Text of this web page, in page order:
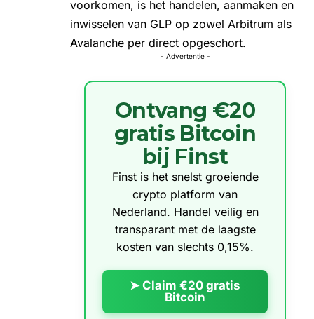
voorkomen, is het handelen, aanmaken en
inwisselen van GLP op zowel Arbitrum als
Avalanche per direct opgeschort.
- Advertentie -
Ontvang €20
gratis Bitcoin
bij Finst
Finst is het snelst groeiende
crypto platform van
Nederland. Handel veilig en
transparant met de laagste
kosten van slechts 0,15%.
➤ Claim €20 gratis
Bitcoin